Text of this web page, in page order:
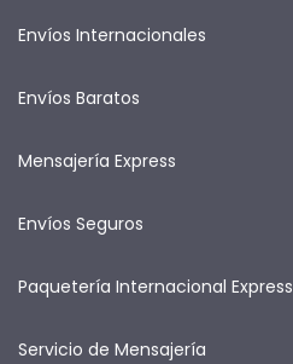
Envíos Internacionales
Envíos Baratos
Mensajería Express
Envíos Seguros
Paquetería Internacional Express
Servicio de Mensajería